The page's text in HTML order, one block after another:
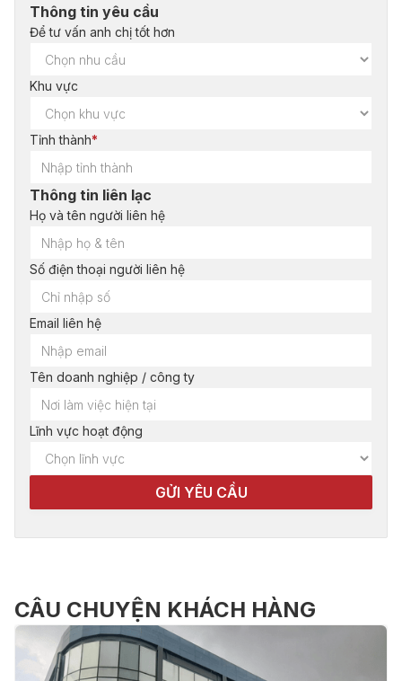
Thông tin yêu cầu
Để tư vấn anh chị tốt hơn
Khu vực
Tỉnh thành*
Thông tin liên lạc
Họ và tên người liên hệ
Số điện thoại người liên hệ
Email liên hệ
Tên doanh nghiệp / công ty
Lĩnh vực hoạt động
CÂU CHUYỆN KHÁCH HÀNG